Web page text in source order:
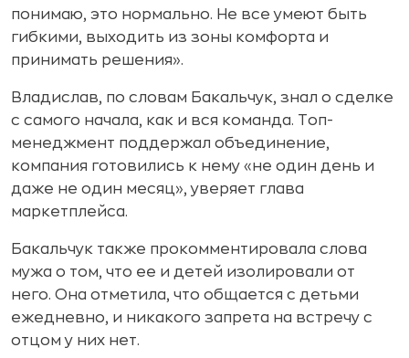
понимаю, это нормально. Не все умеют быть
гибкими, выходить из зоны комфорта и
принимать решения».
Владислав, по словам Бакальчук, знал о сделке
с самого начала, как и вся команда. Топ-
менеджмент поддержал объединение,
компания готовились к нему «не один день и
даже не один месяц», уверяет глава
маркетплейса.
Бакальчук также прокомментировала слова
мужа о том, что ее и детей изолировали от
него. Она отметила, что общается с детьми
ежедневно, и никакого запрета на встречу с
отцом у них нет.